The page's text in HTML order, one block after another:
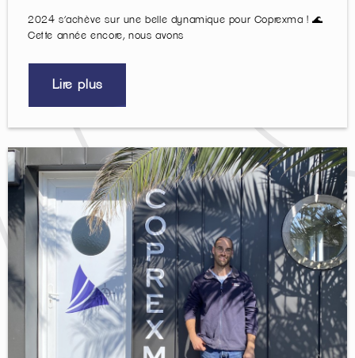
2024 s’achève sur une belle dynamique pour Coprexma ! 🌊
Cette année encore, nous avons
Lire plus